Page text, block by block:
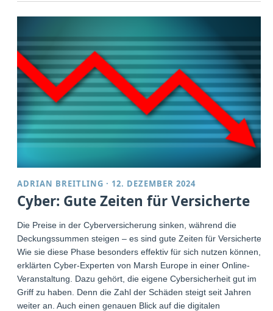
ADRIAN BREITLING · 12. DEZEMBER 2024
Cyber: Gute Zeiten für Versicherte
Die Preise in der Cyberversicherung sinken, während die
Deckungssummen steigen – es sind gute Zeiten für Versicherte.
Wie sie diese Phase besonders effektiv für sich nutzen können,
erklärten Cyber-Experten von Marsh Europe in einer Online-
Veranstaltung. Dazu gehört, die eigene Cybersicherheit gut im
Griff zu haben. Denn die Zahl der Schäden steigt seit Jahren
weiter an. Auch einen genauen Blick auf die digitalen